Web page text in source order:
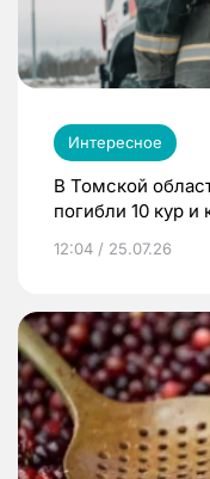
Интересное
В Томской
погибли 10 кур и
12:04 / 25.07.26